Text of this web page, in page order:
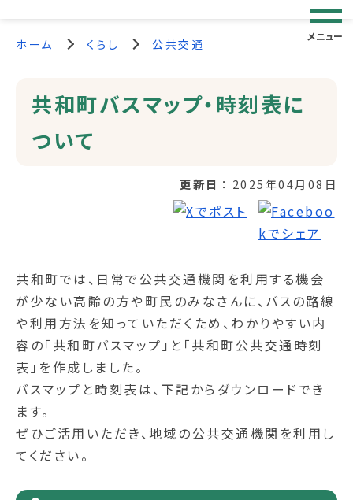
メニュー
ホーム くらし 公共交通
共和町バスマップ・時刻表に
ついて
更新日 2025年04月08日
共和町では、日常で公共交通機関を利用する機会
が少ない高齢の方や町民のみなさんに、バスの路線
や利用方法を知っていただくため、わかりやすい内
容の「共和町バスマップ」と「共和町公共交通時刻
表」を作成しました。
バスマップと時刻表は、下記からダウンロードでき
ます。
ぜひご活用いただき、地域の公共交通機関を利用し
てください。